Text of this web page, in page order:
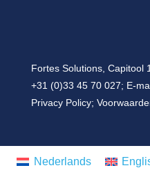
Fortes Solutions,
+31 (0)33 45 70 027; E-
Privacy Policy;
Nederlands